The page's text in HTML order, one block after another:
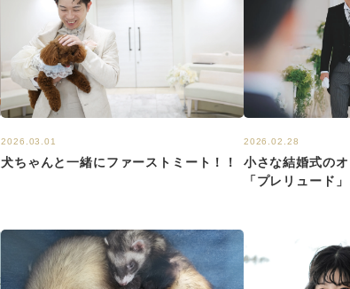
2026.03.01
犬ちゃんと一緒にファーストミート！！
2026.02.28
小さな結婚式の
「プレリュード